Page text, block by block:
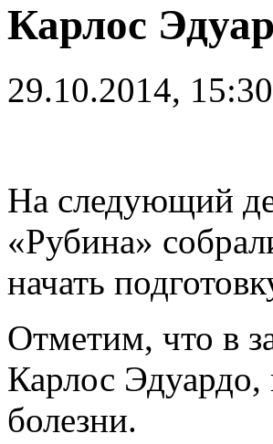
Карлос
29.10.2014, 15:30
На следующий
«Рубина»
начать
Отметим, что в
Карлос
болезни.